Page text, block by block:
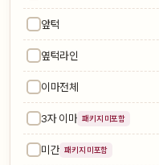
앞턱
옆턱라인
이마전체
3자 이마 패키지 미포함
미간 패키지 미포함